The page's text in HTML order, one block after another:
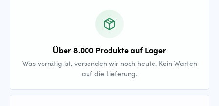
Über 8.000 Produkte auf Lager
Was vorrätig ist, versenden wir noch heute. Kein Warten
auf die Lieferung.